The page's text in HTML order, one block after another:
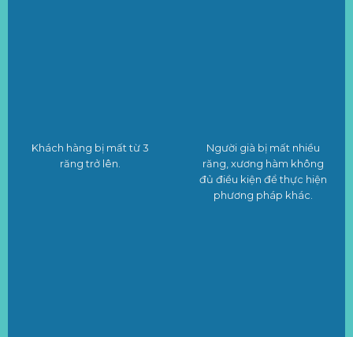
Khách hàng bị mất từ 3
răng trở lên.
Người già bị mất nhiều
răng, xương hàm không
đủ điều kiện để thực hiện
phương pháp khác.